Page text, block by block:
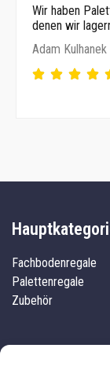
Wir haben
denen wir
Adam Kulhanek
Fachbodenregale
Palettenregale
Zubehör